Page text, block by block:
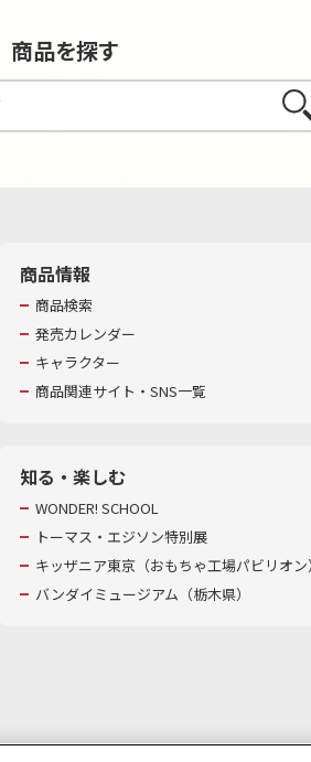
商品を探す
さが
商品情報
商品検索
発売カレンダー
キャラクター
商品関連サイト・SNS一覧
知る・楽しむ
WONDER! SCHOOL
トーマス・エジソン特別展
キッザニア東京（おもちゃ工場パビリオ
バンダイミュージアム（栃木県）